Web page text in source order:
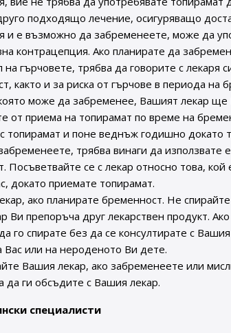
подходящо лечение, осигуряващо
и е възможно да забременеете, може да
контрацепция. Ако планирате да
гърчовете, трябва да говорите с лекаря
както и за риска от гърчове в периода на
може да забременее, Вашият лекар
от приема на топирамат по време на
топирамат и поне веднъж годишно докато
трябва винаги да използвате
Посъветвайте се с лекар относно това,
докато приемате топирамат.
ако планирате бременност. Не
Ви препоръча друг лекарствен продукт.
го спирате без да се консултирате с
или на нероденото Ви дете.
Вашия лекар, ако забременеете или
да ги обсъдите с Вашия лекар.
специалисти